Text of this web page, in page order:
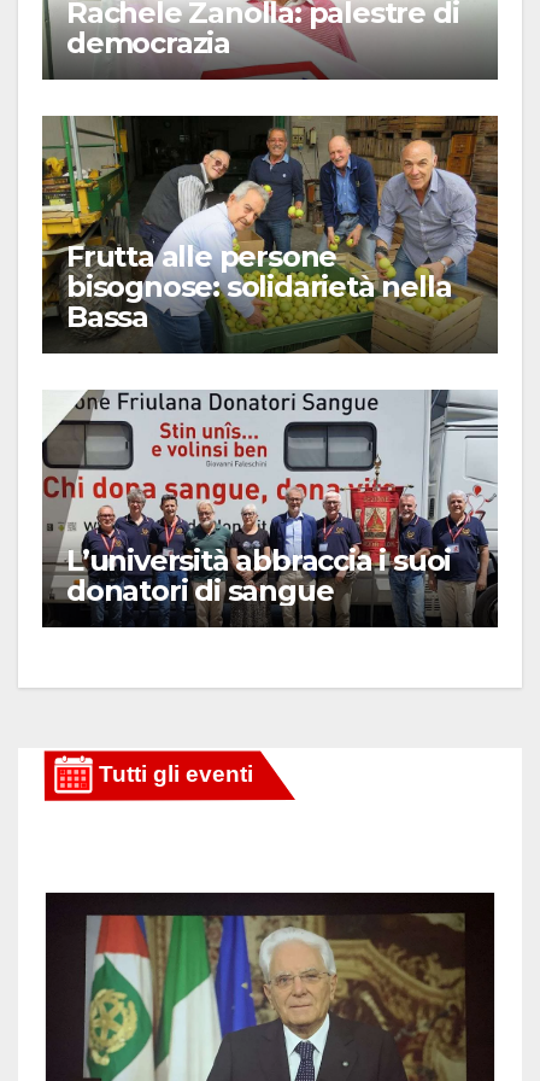
Rachele Zanolla: palestre di
democrazia
Frutta alle persone
bisognose: solidarietà nella
Bassa
L’università abbraccia i suoi
donatori di sangue